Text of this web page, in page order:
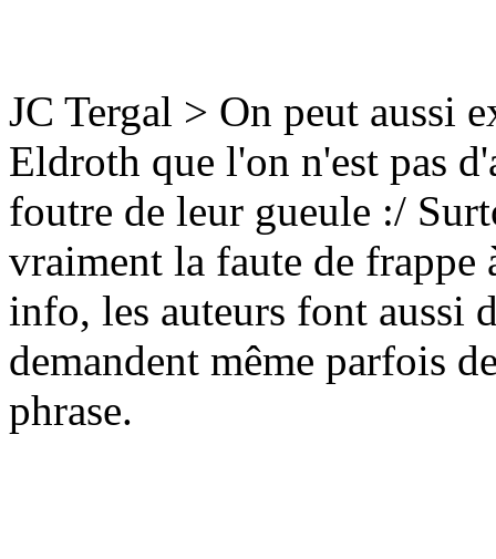
JC Tergal > On peut aussi
Eldroth que l'on n'est pas
foutre de leur gueule :/
vraiment la faute de
info, les auteurs font aussi
demandent même parfois
phrase.